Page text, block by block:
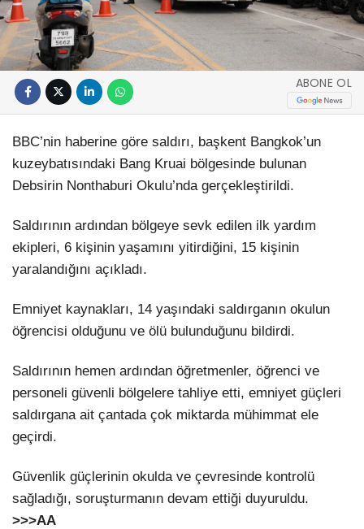
ABONE OL
BBC’nin haberine göre saldırı, başkent Bangkok’un
kuzeybatısındaki Bang Kruai bölgesinde bulunan
Debsirin Nonthaburi Okulu’nda gerçekleştirildi.
Saldırının ardından bölgeye sevk edilen ilk yardım
ekipleri, 6 kişinin yaşamını yitirdiğini, 15 kişinin
yaralandığını açıkladı.
Emniyet kaynakları, 14 yaşındaki saldırganın okulun
öğrencisi olduğunu ve ölü bulunduğunu bildirdi.
Saldırının hemen ardından öğretmenler, öğrenci ve
personeli güvenli bölgelere tahliye etti, emniyet güçleri
saldırgana ait çantada çok miktarda mühimmat ele
geçirdi.
Güvenlik güçlerinin okulda ve çevresinde kontrolü
sağladığı, soruşturmanın devam ettiği duyuruldu.
>>>AA